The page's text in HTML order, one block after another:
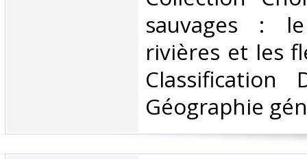
sauvages :
rivières et les
Classification
Géographie